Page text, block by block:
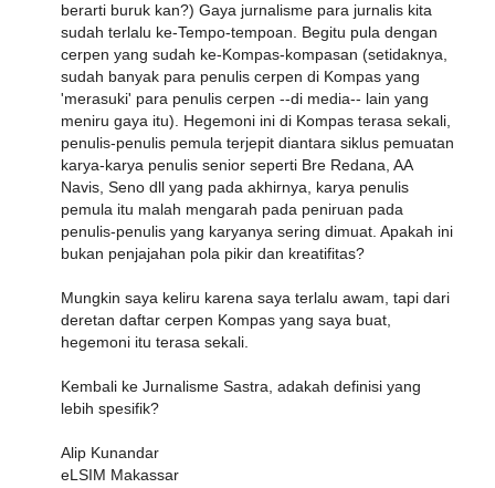
berarti buruk kan?) Gaya jurnalisme para jurnalis kita
sudah terlalu ke-Tempo-tempoan. Begitu pula dengan
cerpen yang sudah ke-Kompas-kompasan (setidaknya,
sudah banyak para penulis cerpen di Kompas yang
'merasuki' para penulis cerpen --di media-- lain yang
meniru gaya itu). Hegemoni ini di Kompas terasa sekali,
penulis-penulis pemula terjepit diantara siklus pemuatan
karya-karya penulis senior seperti Bre Redana, AA
Navis, Seno dll yang pada akhirnya, karya penulis
pemula itu malah mengarah pada peniruan pada
penulis-penulis yang karyanya sering dimuat. Apakah ini
bukan penjajahan pola pikir dan kreatifitas?
Mungkin saya keliru karena saya terlalu awam, tapi dari
deretan daftar cerpen Kompas yang saya buat,
hegemoni itu terasa sekali.
Kembali ke Jurnalisme Sastra, adakah definisi yang
lebih spesifik?
Alip Kunandar
eLSIM Makassar